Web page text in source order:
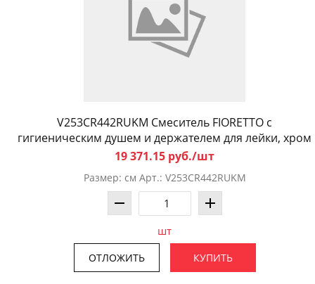
V253CR442RUKM Смеситель FIORETTO с
гигиеническим душем и держателем для лейки, хром
19 371.15 руб./шт
Размер: см Арт.: V253CR442RUKM
шт
ОТЛОЖИТЬ КУПИТЬ